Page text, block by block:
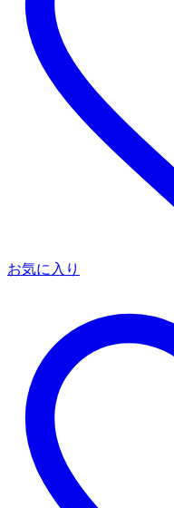
お気に入り